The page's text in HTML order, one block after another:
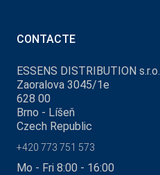
CONTACTE
ESSENS DISTRIBUTION s.r.o.
Zaoralova 3045/1e
628 00
Brno - Líšeň
Czech Republic
+420 773 751 573
Mo - Fri 8:00 - 16:00